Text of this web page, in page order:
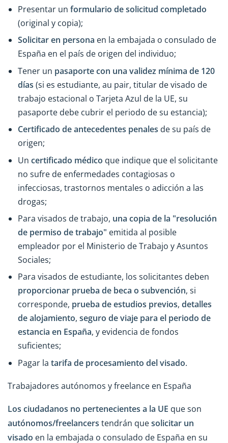
Presentar un formulario de solicitud completado
(original y copia);
Solicitar en persona en la embajada o consulado de
España en el país de origen del individuo;
Tener un pasaporte con una validez mínima de 120
días (si es estudiante, au pair, titular de visado de
trabajo estacional o Tarjeta Azul de la UE, su
pasaporte debe cubrir el periodo de su estancia);
Certificado de antecedentes penales de su país de
origen;
Un certificado médico que indique que el solicitante
no sufre de enfermedades contagiosas o
infecciosas, trastornos mentales o adicción a las
drogas;
Para visados de trabajo, una copia de la "resolución
de permiso de trabajo" emitida al posible
empleador por el Ministerio de Trabajo y Asuntos
Sociales;
Para visados de estudiante, los solicitantes deben
proporcionar prueba de beca o subvención, si
corresponde, prueba de estudios previos, detalles
de alojamiento, seguro de viaje para el periodo de
estancia en España, y evidencia de fondos
suficientes;
Pagar la tarifa de procesamiento del visado.
Trabajadores autónomos y freelance en España
Los ciudadanos no pertenecientes a la UE que son
autónomos/freelancers tendrán quesolicitar un
visado en la embajada o consulado de España en su